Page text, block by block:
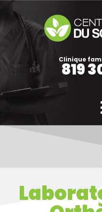
Clinique
819